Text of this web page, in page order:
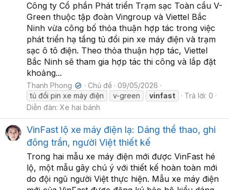
Công ty Cổ phần Phát triển Trạm sạc Toàn cầu V-
Green thuộc tập đoàn Vingroup và Viettel Bắc
Ninh vừa công bố thỏa thuận hợp tác trong việc
phát triển hạ tầng tủ đổi pin xe máy điện và trạm
sạc ô tô điện. Theo thỏa thuận hợp tác, Viettel
Bắc Ninh sẽ tham gia hợp tác thi công và lắp đặt
khoảng...
Thanh Phong ✔ Chủ đề
09/05/2026
tủ đổi pin xe máy điện
v-green vinfast
Trả lời: 0
Diễn đàn: Xe hai bánh
VinFast lộ xe máy điện lạ: Dáng thể thao, ghi
đông trần, người Việt thiết kế
Trong hai mẫu xe máy điện mới được VinFast hé
lộ, một mẫu gây chú ý với thiết kế hoàn toàn mới
do đội ngũ người Việt thực hiện. Mẫu xe máy điện